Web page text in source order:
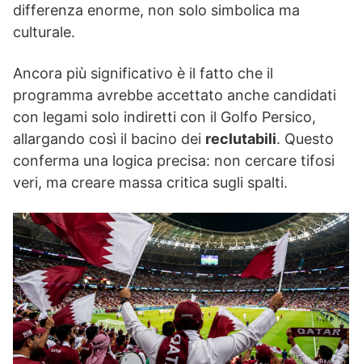
differenza enorme, non solo simbolica ma
culturale.
Ancora più significativo è il fatto che il
programma avrebbe accettato anche candidati
con legami solo indiretti con il Golfo Persico,
allargando così il bacino dei reclutabili. Questo
conferma una logica precisa: non cercare tifosi
veri, ma creare massa critica sugli spalti.